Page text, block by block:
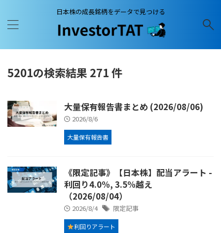
日本株の成長銘柄をデータで見つける
5201の検索結果 271 件
大量保有報告書まとめ (2026/08/06)
2026/8/6
大量保有報告書
《限定記事》【日本株】配当アラート -
利回り4.0%, 3.5%越え
（2026/08/04）
2026/8/4 限定記事
利回りアラート